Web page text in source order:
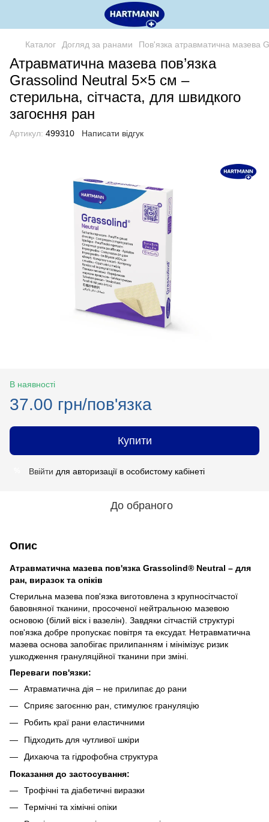
Каталог Догляд за ранами Пов'язка атравматична мазева
Атравматична мазева пов’язка
Grassolind Neutral 5×5 см –
стерильна, сітчаста, для швидкого
загоєння ран
Артикул: 499310 Написати відгук
В наявності
37.00 грн/пов'язка
Купити
Ввійти для авторизації в особистому кабінеті
До обраного
Опис
Атравматична мазева пов'язка Grassolind® Neutral – для
ран, виразок та опіків
Стерильна мазева пов'язка виготовлена з крупносітчастої
бавовняної тканини, просоченої нейтральною мазевою
основою (білий віск і вазелін). Завдяки сітчастій структурі
пов'язка добре пропускає повітря та ексудат. Нетравматична
мазева основа запобігає прилипанням і мінімізує ризик
ушкодження грануляційної тканини при зміні.
Переваги пов'язки:
Атравматична дія – не прилипає до рани
Сприяє загоєнню ран, стимулює грануляцію
Робить краї рани еластичними
Підходить для чутливої шкіри
Дихаюча та гідрофобна структура
Показання до застосування:
Трофічні та діабетичні виразки
Термічні та хімічні опіки